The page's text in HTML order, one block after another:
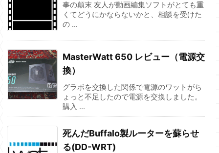
事の顛末 友人が動画編集ソフトがとても重
くてどうにかならないかと、相談を受けた
の ...
MasterWatt 650 レビュー（電源交
換）
グラボを交換した関係で電源のワットがち
ょっと不足したので電源を交換しました。
購入 ...
死んだBuffalo製ルーターを蘇らせ
る(DD-WRT)